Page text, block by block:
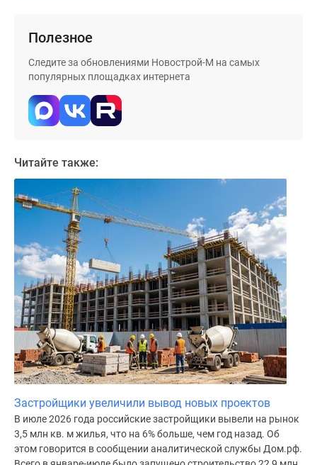
класса
Новостройки
бизнес-
Рассрочка
Траншевая
Дома
коттеджи
Коттеджные
Новой
Москве
Готовые
коттеджные
поселки
Строящиеся
коттеджные
поселки
Коттеджные
поселки
лесу
Полезное
Следите за обновлениями Новострой-М на самых
популярных площадках интернета
Читайте также:
Застройщики увеличили вывод новых проектов
В июле 2026 года российские застройщики вывели на рынок
3,5 млн кв. м жилья, что на 6% больше, чем год назад. Об
этом говорится в сообщении аналитической службы Дом.рф.